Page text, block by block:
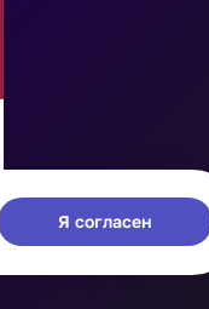
Я согласен